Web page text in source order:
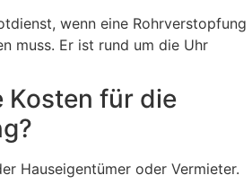
wenn eine Rohrverstopfung
muss. Er ist rund um die Uhr
Kosten für die
Hauseigentümer oder Vermieter.